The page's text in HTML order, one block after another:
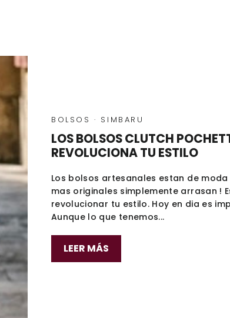
BOLSOS· SIMBARU
LOS BOLSOS CLUTCH
REVOLUCIONA TU ESTILO
Los bolsos artesanales estan de
mas originales simplemente arrasan !
revolucionar tu estilo. Hoy en dia es
Aunque lo que tenemos...
LEER MÁS